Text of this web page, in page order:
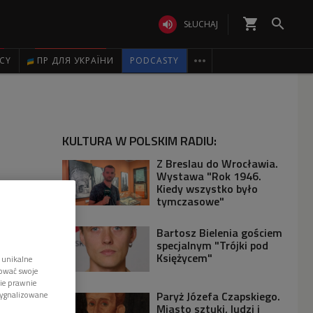
 SŁUCHAJ shopping_cart 
ПР ДЛЯ УКРАЇНИ PODCASTY 
KULTURA W POLSKIM RADIU:
Z Breslau do Wrocławia.
Wystawa "Rok 1946.
Kiedy wszystko było
tymczasowe"
Bartosz Bielenia gościem
specjalnym "Trójki pod
Księżycem"
Paryż Józefa Czapskiego.
Miasto sztuki, ludzi i
swoje
prawnie